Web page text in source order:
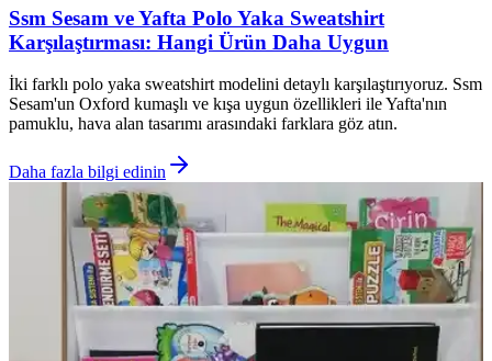
Ssm Sesam ve Yafta Polo Yaka Sweatshirt
Karşılaştırması: Hangi Ürün Daha Uygun
İki farklı polo yaka sweatshirt modelini detaylı karşılaştırıyoruz. Ssm
Sesam'un Oxford kumaşlı ve kışa uygun özellikleri ile Yafta'nın
pamuklu, hava alan tasarımı arasındaki farklara göz atın.
Daha fazla bilgi edinin